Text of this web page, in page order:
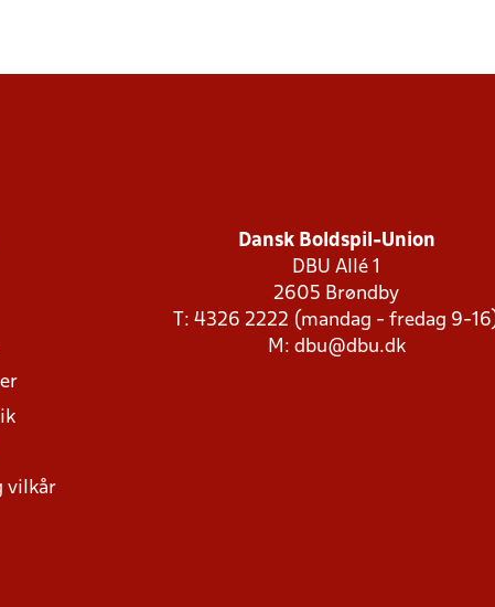
vilkår
Dansk Boldspil-Union
DBU Allé 1
2605 Brøndby
T: 4326 2222 (mandag - fredag 9-
M: dbu@dbu.dk